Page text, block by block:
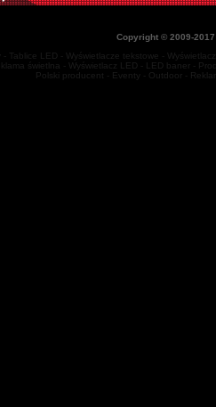
Copyright © 2009-
Tablice LED - Wyświetlacze tekstowe -
świetlna - Wyświetlacz LED - LED baner -
Polski producent - Eventy - Outdoor -